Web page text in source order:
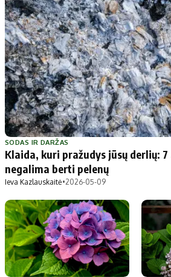
SODAS IR DARŽAS
Klaida, kuri pražudys jūsų derlių:
negalima berti pelenų
Ieva Kazlauskaitė•2026-05-09